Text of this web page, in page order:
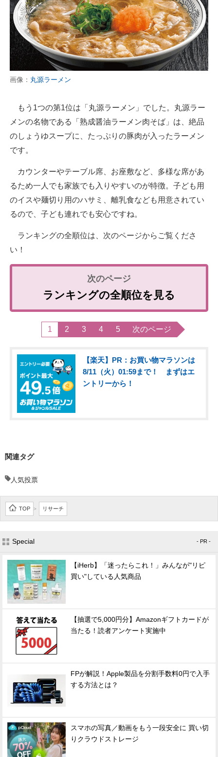
画像： 丸源ラーメン
もう1つの第1位は「丸源ラーメン」でした。丸源ラー
メンの名物である「熟成醤油ラーメン肉そば」は、絶品
のしょうゆスープに、たっぷりの豚肉が入ったラーメン
です。
カウンターやテーブル席、お座敷など、多様な席があ
るため一人でも家族でも入りやすいのが特徴。子ども用
のイスや麺切り用のハサミ、離乳食なども用意されてい
るので、子ども連れでも安心ですね。
ランキングの全順位は、次のページからご覧くださ
い！
ランキングの全順位を見る
1 2 3 4 5 次のページ
【楽天】PR：お買い物マラソンは
8/11（火）01:59まで！ まずはエ
ントリーから！
関連タグ
人気投票
TOP > リサーチ
Special - PR -
【iHerb】「迷ったらこれ！」みんなが"リピ
買い"している人気商品
【抽選で5,000円分】Amazonギフトカードが
当たる！読者アンケート実施中
FPが解説！Apple製品を分割手数料0円で入手
する方法とは？
スマホの写真／動画をもう一段安全に 買い切
りクラウドストレージ